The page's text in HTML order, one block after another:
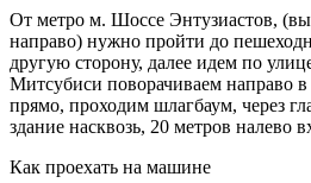
От метро м. Шоссе Энтузиастов,
направо) нужно пройти до
другую сторону, далее идем по
Митсубиси поворачиваем направо
прямо, проходим шлагбаум, через
здание насквозь, 20 метров налево
Как проехать на машине